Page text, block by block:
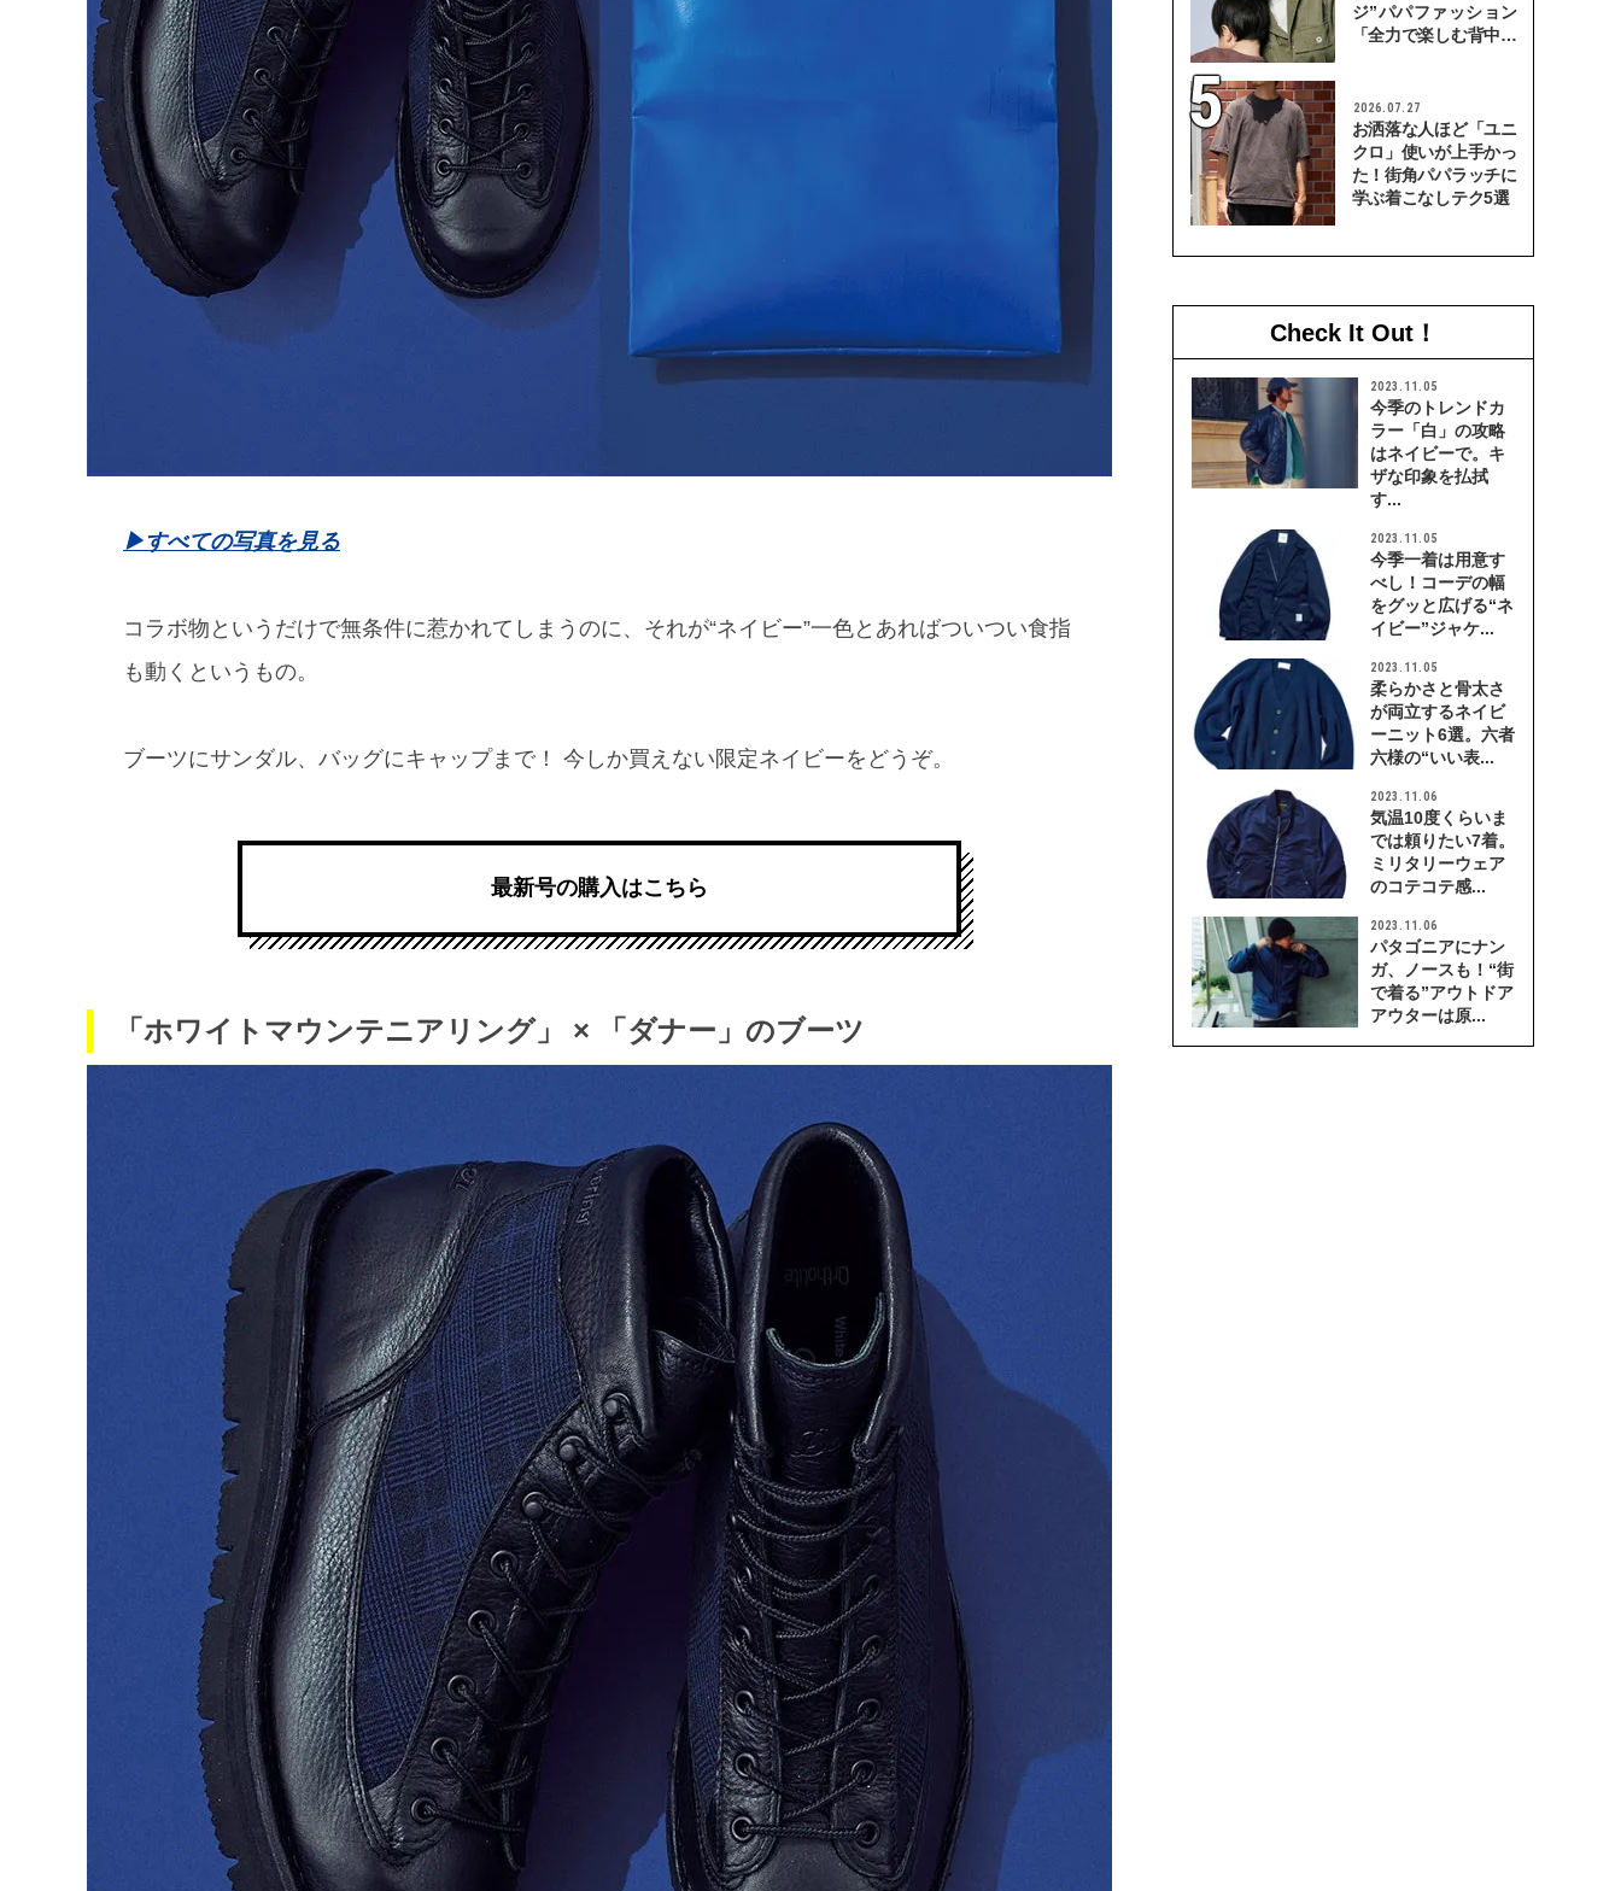
▶︎すべての写真を見る
コラボ物というだけで無条件に惹かれてしまうのに、それが“ネイビー”一色とあればついつい食指
も動くというもの。
ブーツにサンダル、バッグにキャップまで！ 今しか買えない限定ネイビーをどうぞ。
最新号の購入はこちら
「ホワイトマウンテニアリング」 × 「ダナー」のブーツ
ジ”パパファッション
「全力で楽しむ背中を
2026.07.27
お洒落な人ほど「ユニ
クロ」使いが上手かっ
た！街角パパラッチに
学ぶ着こなしテク5選
Check It Out！
2023.11.05
今季のトレンドカ
ラー「白」の攻略
はネイビーで。キ
ザな印象を払拭
す...
2023.11.05
今季一着は用意す
べし！コーデの幅
をグッと広げる“ネ
イビー”ジャケ...
2023.11.05
柔らかさと骨太さ
が両立するネイビ
ーニット6選。六者
六様の“いい表...
2023.11.06
気温10度くらいま
では頼りたい7着。
ミリタリーウェア
のコテコテ感...
2023.11.06
パタゴニアにナン
ガ、ノースも！“街
で着る”アウトドア
アウターは原...